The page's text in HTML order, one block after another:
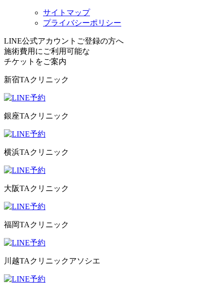
サイトマップ
プライバシーポリシー
LINE公式アカウントご登録の方へ
施術費用にご利用可能な
チケット をご案内
新宿TAクリニック
銀座TAクリニック
横浜TAクリニック
大阪TAクリニック
福岡TAクリニック
川越TAクリニックアソシエ